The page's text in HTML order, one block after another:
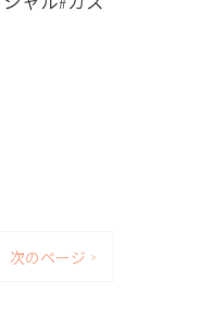
次のページ >